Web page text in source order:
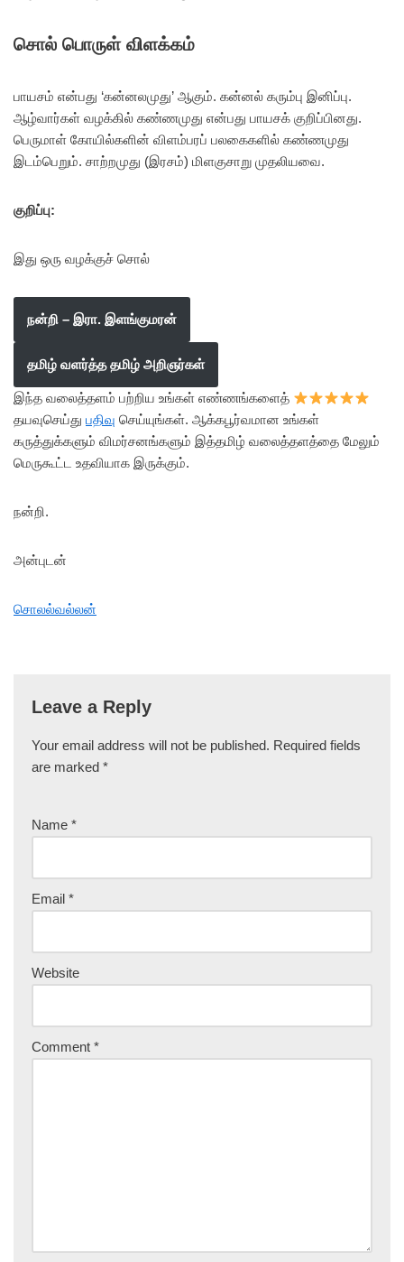
சொல் பொருள் விளக்கம்
பாயசம் என்பது ‘கன்னலமுது’ ஆகும். கன்னல் கரும்பு இனிப்பு.
ஆழ்வார்கள் வழக்கில் கண்ணமுது என்பது பாயசக் குறிப்பினது.
பெருமாள் கோயில்களின் விளம்பரப் பலகைகளில் கண்ணமுது
இடம்பெறும். சாற்றமுது (இரசம்) மிளகுசாறு முதலியவை.
குறிப்பு:
இது ஒரு வழக்குச் சொல்
நன்றி – இரா. இளங்குமரன்
தமிழ் வளர்த்த தமிழ் அறிஞர்கள்
இந்த வலைத்தளம் பற்றிய உங்கள் எண்ணங்களைத்
தயவுசெய்து பதிவு செய்யுங்கள். ஆக்கபூர்வமான உங்கள்
கருத்துக்களும் விமர்சனங்களும் இத்தமிழ் வலைத்தளத்தை மேலும்
மெருகூட்ட உதவியாக இருக்கும்.
நன்றி.
அன்புடன்
சொலல்வல்லன்
Leave a Reply
Your email address will not be published. Required fields
are marked *
Name *
Email *
Website
Comment *